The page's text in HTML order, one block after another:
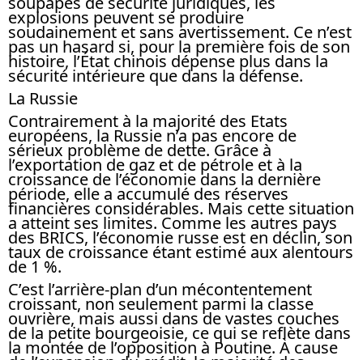
explosions peuvent se produire
soudainement et sans avertissement. Ce n’est
pas un hasard si, pour la première fois de son
histoire, l’État chinois dépense plus dans la
sécurité intérieure que dans la défense.
La Russie
Contrairement à la majorité des Etats
européens, la Russie n’a pas encore de
sérieux problème de dette. Grâce à
l’exportation de gaz et de pétrole et à la
croissance de l’économie dans la dernière
période, elle a accumulé des réserves
financières considérables. Mais cette situation
a atteint ses limites. Comme les autres pays
des BRICS, l’économie russe est en déclin, son
taux de croissance étant estimé aux alentours
de 1 %.
C’est l’arrière-plan d’un mécontentement
croissant, non seulement parmi la classe
ouvrière, mais aussi dans de vastes couches
de la petite bourgeoisie, ce qui se reflète dans
la montée de l’opposition à Poutine. À cause